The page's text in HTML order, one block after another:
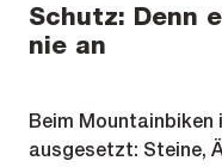
Schutz: Denn
nie an
Beim Mountainbiken
ausgesetzt: Steine,